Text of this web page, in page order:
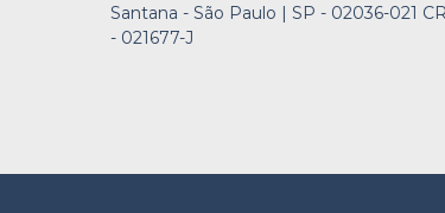
Santana - São Paulo | SP - 02036-021
- 021677-J